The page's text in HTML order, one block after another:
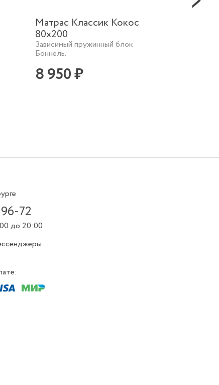
Матрас Классик Кокос
80х200
Зависимый пружинный блок
Боннель.
8 950 ₽
72
до 20:00